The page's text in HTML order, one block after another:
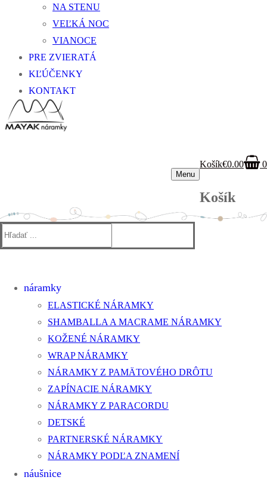
NA STENU
VEĽKÁ NOC
VIANOCE
PRE ZVIERATÁ
KĽÚČENKY
KONTAKT
Menu
Košík€0.00 0
Košík
Hľadať:
náramky
ELASTICKÉ NÁRAMKY
SHAMBALLA A MACRAME NÁRAMKY
KOŽENÉ NÁRAMKY
WRAP NÁRAMKY
NÁRAMKY Z PAMÄTOVÉHO DRÔTU
ZAPÍNACIE NÁRAMKY
NÁRAMKY Z PARACORDU
DETSKÉ
PARTNERSKÉ NÁRAMKY
NÁRAMKY PODĽA ZNAMENÍ
náušnice